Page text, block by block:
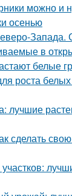
можно и
осенью
Запада.
в
белые
роста
лучшие
сделать